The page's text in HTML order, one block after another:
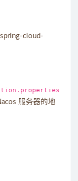
cloud-
服务器的地